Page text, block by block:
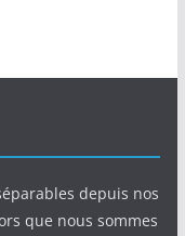
depuis nos
que nous sommes